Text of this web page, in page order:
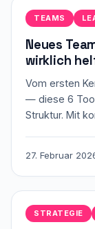
TEAMS
Neues
wirklich
Vom ersten
— diese 6
Struktur. Mit
27. Februar
STRATEGIE